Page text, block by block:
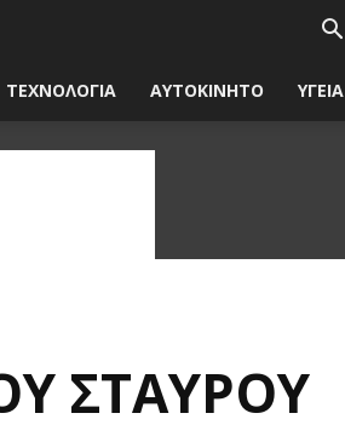
ΤΕΧΝΟΛΟΓΙΑ ΑΥΤΟΚΙΝΗΤΟ ΥΓΕΙΑ
ΣΤΑΥΡΟΎ